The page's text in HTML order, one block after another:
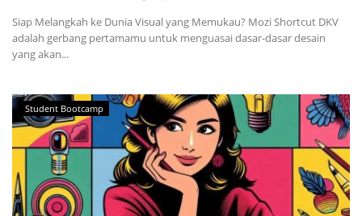
Siap Melangkah ke Dunia Visual yang Memukau? Mozi Shortcut DKV
adalah gerbang pertamamu untuk menguasai dasar-dasar desain
yang akan...
Student Bootcamp